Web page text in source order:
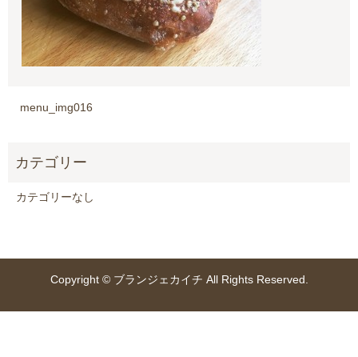
menu_img016
カテゴリーなし
Copyright © ブランジェカイチ All Rights Reserved.